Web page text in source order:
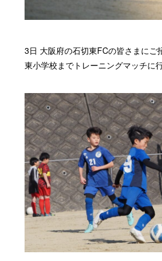
3日 大阪府の石切東FCの皆さまにご
東小学校までトレーニングマッチに